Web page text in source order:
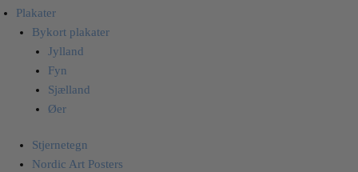
Plakater
Bykort plakater
Jylland
Fyn
Sjælland
Øer
Stjernetegn
Nordic Art Posters